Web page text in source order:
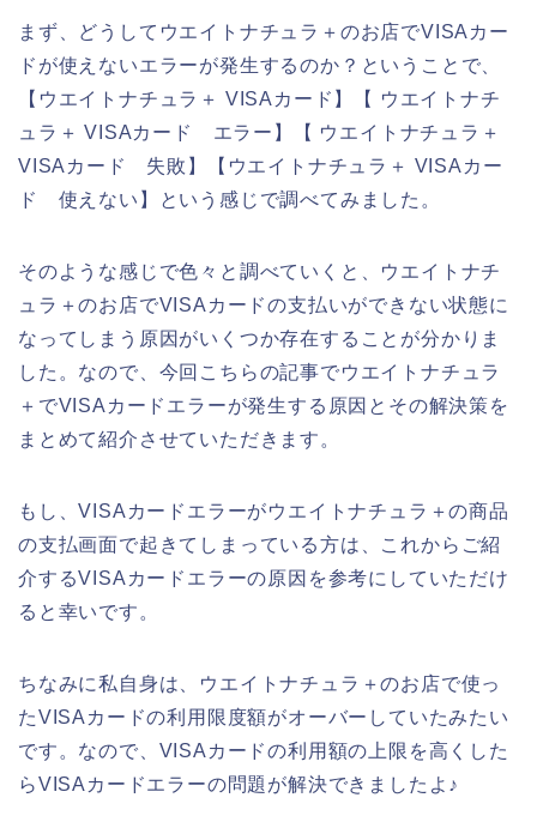
まず、どうしてウエイトナチュラ＋のお店でVISAカー
ドが使えないエラーが発生するのか？ということで、
【ウエイトナチュラ＋ VISAカード】【 ウエイトナチ
ュラ＋ VISAカード エラー】【 ウエイトナチュラ＋
VISAカード 失敗】【ウエイトナチュラ＋ VISAカー
ド 使えない】という感じで調べてみました。
そのような感じで色々と調べていくと、ウエイトナチ
ュラ＋のお店でVISAカードの支払いができない状態に
なってしまう原因がいくつか存在することが分かりま
した。なので、今回こちらの記事でウエイトナチュラ
＋でVISAカードエラーが発生する原因とその解決策を
まとめて紹介させていただきます。
もし、VISAカードエラーがウエイトナチュラ＋の商品
の支払画面で起きてしまっている方は、これからご紹
介するVISAカードエラーの原因を参考にしていただけ
ると幸いです。
ちなみに私自身は、ウエイトナチュラ＋のお店で使っ
たVISAカードの利用限度額がオーバーしていたみたい
です。なので、VISAカードの利用額の上限を高くした
らVISAカードエラーの問題が解決できましたよ♪